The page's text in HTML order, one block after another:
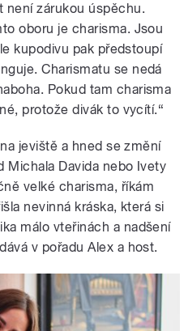
není zárukou úspěchu.
oboru je charisma. Jsou
kupodivu pak předstoupí
Charismatu se nedá
Pokud tam charisma
protože divák to vycítí.“
jeviště a hned se změní
Michala Davida nebo Ivety
velké charisma, říkám
nevinná kráska, která si
málo vteřinách a nadšení
v pořadu Alex a host.